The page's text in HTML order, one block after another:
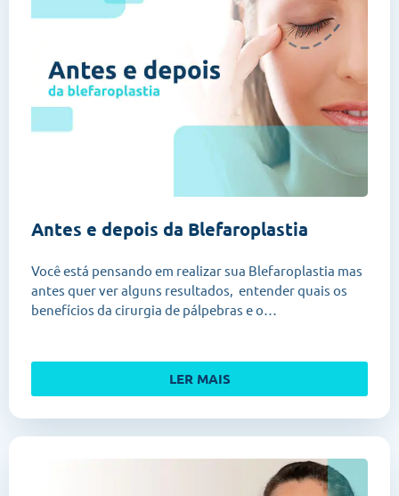
Antes e depois da Blefaroplastia
Você está pensando em realizar sua Blefaroplastia mas
antes quer ver alguns resultados, entender quais os
benefícios da cirurgia de pálpebras e o…
LER MAIS